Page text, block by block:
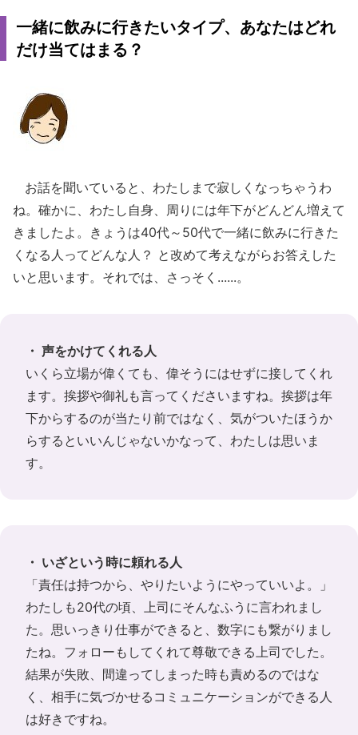
一緒に飲みに行きたいタイプ、あなたはどれ
だけ当てはまる？
お話を聞いていると、わたしまで寂しくなっちゃうわ
ね。確かに、わたし自身、周りには年下がどんどん増えて
きましたよ。きょうは40代～50代で一緒に飲みに行きた
くなる人ってどんな人？ と改めて考えながらお答えした
いと思います。それでは、さっそく......。
・ 声をかけてくれる人
いくら立場が偉くても、偉そうにはせずに接してくれ
ます。挨拶や御礼も言ってくださいますね。挨拶は年
下からするのが当たり前ではなく、気がついたほうか
らするといいんじゃないかなって、わたしは思いま
す。
・ いざという時に頼れる人
「責任は持つから、やりたいようにやっていいよ。」
わたしも20代の頃、上司にそんなふうに言われまし
た。思いっきり仕事ができると、数字にも繋がりまし
たね。フォローもしてくれて尊敬できる上司でした。
結果が失敗、間違ってしまった時も責めるのではな
く、相手に気づかせるコミュニケーションができる人
は好きですね。